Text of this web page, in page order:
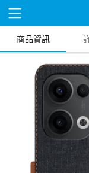
商品資訊